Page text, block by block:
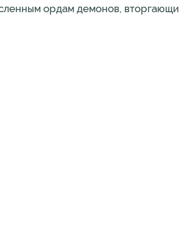
ордам демонов,